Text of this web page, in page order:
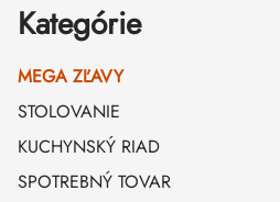
Kategórie
MEGA ZĽAVY
STOLOVANIE
KUCHYNSKÝ RIAD
SPOTREBNÝ TOVAR